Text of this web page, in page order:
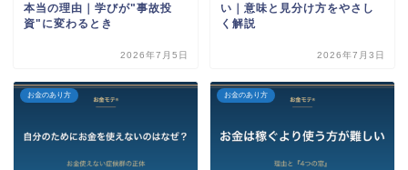
本当の理由｜学びが"事故投
資"に変わるとき
2026年7月5日
い｜意味と見分け方をやさし
く解説
2026年7月3日
お金のあり方 お金のあり方